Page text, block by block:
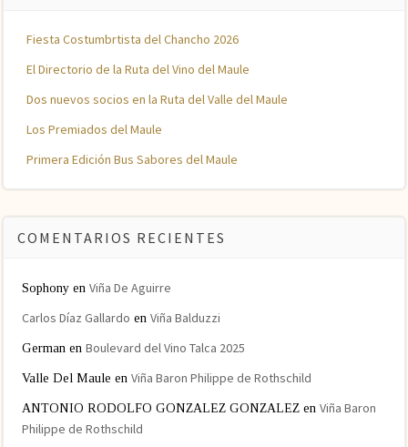
Fiesta Costumbrtista del Chancho 2026
El Directorio de la Ruta del Vino del Maule
Dos nuevos socios en la Ruta del Valle del Maule
Los Premiados del Maule
Primera Edición Bus Sabores del Maule
COMENTARIOS RECIENTES
Sophony en Viña De Aguirre
Carlos Díaz Gallardo en Viña Balduzzi
German en Boulevard del Vino Talca 2025
Valle Del Maule en Viña Baron Philippe de Rothschild
ANTONIO RODOLFO GONZALEZ GONZALEZ en Viña Baron
Philippe de Rothschild